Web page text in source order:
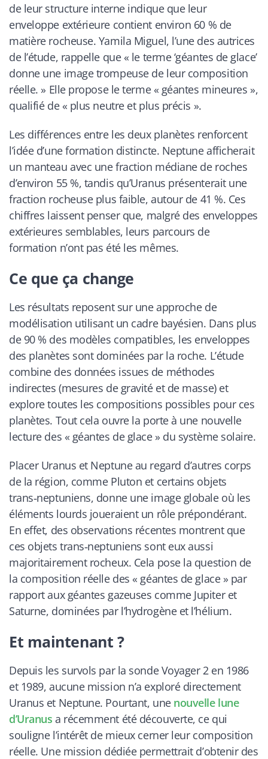
de leur structure interne indique que leur
enveloppe extérieure contient environ 60 % de
matière rocheuse. Yamila Miguel, l’une des autrices
de l’étude, rappelle que « le terme ‘géantes de glace’
donne une image trompeuse de leur composition
réelle. » Elle propose le terme « géantes mineures »,
qualifié de « plus neutre et plus précis ».
Les différences entre les deux planètes renforcent
l’idée d’une formation distincte. Neptune afficherait
un manteau avec une fraction médiane de roches
d’environ 55 %, tandis qu’Uranus présenterait une
fraction rocheuse plus faible, autour de 41 %. Ces
chiffres laissent penser que, malgré des enveloppes
extérieures semblables, leurs parcours de
formation n’ont pas été les mêmes.
Ce que ça change
Les résultats reposent sur une approche de
modélisation utilisant un cadre bayésien. Dans plus
de 90 % des modèles compatibles, les enveloppes
des planètes sont dominées par la roche. L’étude
combine des données issues de méthodes
indirectes (mesures de gravité et de masse) et
explore toutes les compositions possibles pour ces
planètes. Tout cela ouvre la porte à une nouvelle
lecture des « géantes de glace » du système solaire.
Placer Uranus et Neptune au regard d’autres corps
de la région, comme Pluton et certains objets
trans‑neptuniens, donne une image globale où les
éléments lourds joueraient un rôle prépondérant.
En effet, des observations récentes montrent que
ces objets trans‑neptuniens sont eux aussi
majoritairement rocheux. Cela pose la question de
la composition réelle des « géantes de glace » par
rapport aux géantes gazeuses comme Jupiter et
Saturne, dominées par l’hydrogène et l’hélium.
Et maintenant ?
Depuis les survols par la sonde Voyager 2 en 1986
et 1989, aucune mission n’a exploré directement
Uranus et Neptune. Pourtant, une nouvelle lune
d’Uranus a récemment été découverte, ce qui
souligne l’intérêt de mieux cerner leur composition
réelle. Une mission dédiée permettrait d’obtenir des